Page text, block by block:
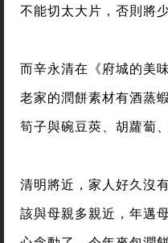
不能切太大片，否則將少
而辛永清在《府城的美
老家的潤餅素材有酒蒸
筍子與碗豆莢、胡蘿蔔
清明將近，家人好久沒
該與母親多親近，年邁